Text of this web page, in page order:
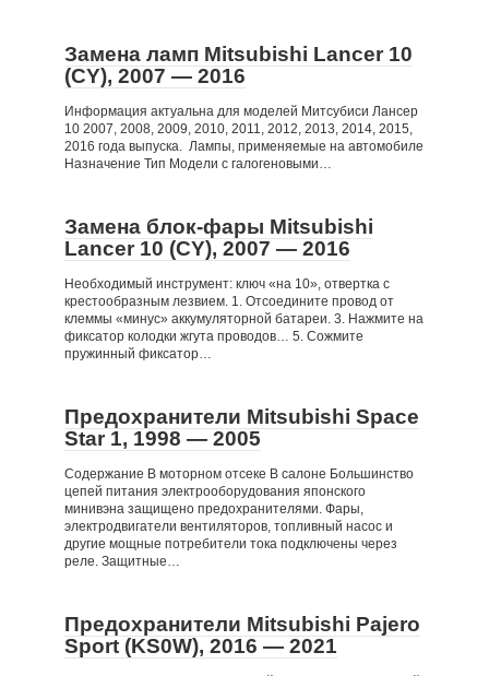
Замена ламп Mitsubishi Lancer 10
(CY), 2007 — 2016
Информация актуальна для моделей Митсубиси Лансер
10 2007, 2008, 2009, 2010, 2011, 2012, 2013, 2014, 2015,
2016 года выпуска. Лампы, применяемые на автомобиле
Назначение Тип Модели с галогеновыми…
Замена блок-фары Mitsubishi
Lancer 10 (CY), 2007 — 2016
Необходимый инструмент: ключ «на 10», отвертка с
крестообразным лезвием. 1. Отсоедините провод от
клеммы «минус» аккумуляторной батареи. 3. Нажмите на
фиксатор колодки жгута проводов… 5. Сожмите
пружинный фиксатор…
Предохранители Mitsubishi Space
Star 1, 1998 — 2005
Содержание В моторном отсеке В салоне Большинство
цепей питания электрооборудования японского
минивэна защищено предохранителями. Фары,
электродвигатели вентиляторов, топливный насос и
другие мощные потребители тока подключены через
реле. Защитные…
Предохранители Mitsubishi Pajero
Sport (KS0W), 2016 — 2021